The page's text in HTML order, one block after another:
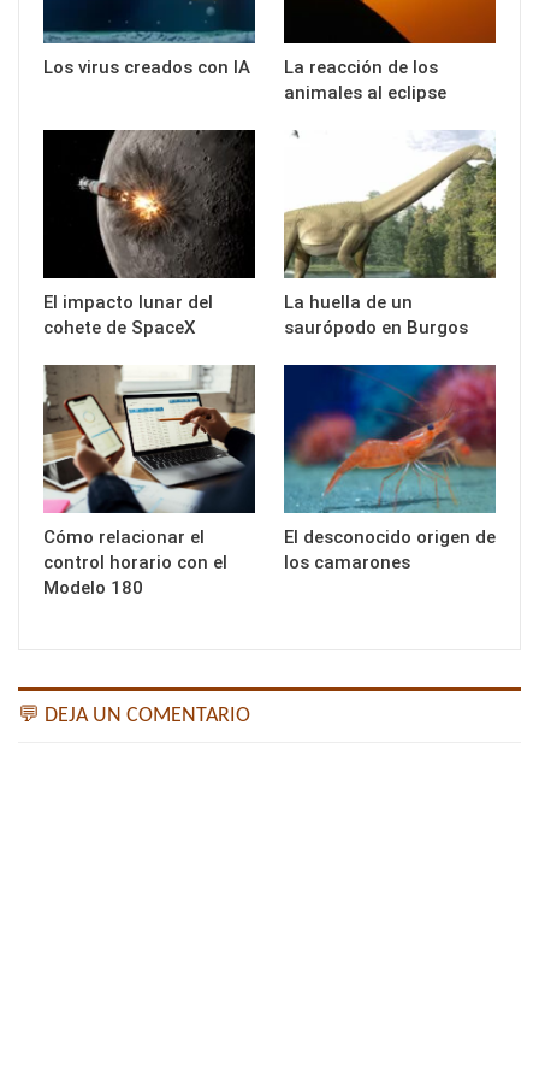
Los virus creados con IA
La reacción de los
animales al eclipse
El impacto lunar del
cohete de SpaceX
La huella de un
saurópodo en Burgos
Cómo relacionar el
control horario con el
Modelo 180
El desconocido origen de
los camarones
💬 DEJA UN COMENTARIO